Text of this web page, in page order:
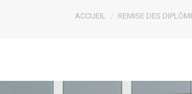
Vous êtes ici :
ACCUEIL REMISE DES